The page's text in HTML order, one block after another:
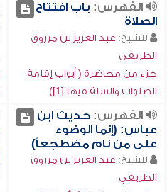
الفهرس: باب افتتاح
الصلاة
للشيخ: عبد العزيز بن مرزوق
الطريفي
جزء من محاضرة ( أبواب إقامة
الصلوات والسنة فيها [1])
الفهرس:حديث ابن
عباس: (إنما الوضوء
على من نام مضطجعاً)
للشيخ: عبد العزيز بن مرزوق
الطريفي